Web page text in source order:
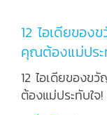
12 ไอเดียขอ
คุณต้องแม่ประ
12 ไอเดียของ
ต้องแม่ประทับใจ!